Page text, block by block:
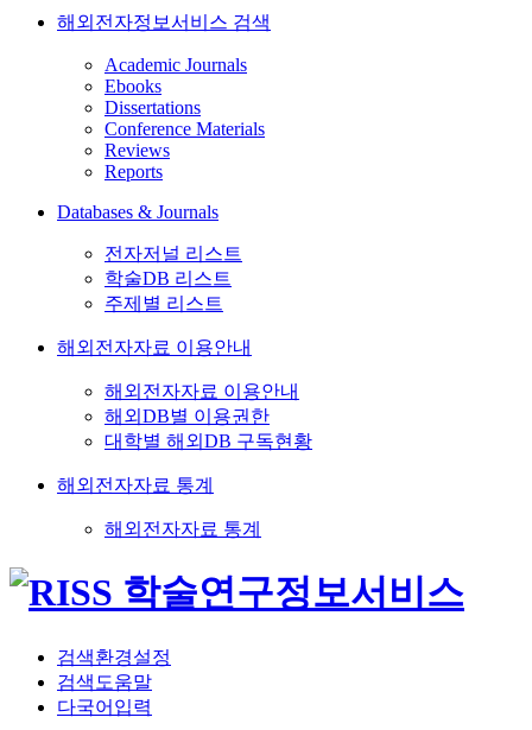
해외전자정보서비스 검색
Academic Journals
Ebooks
Dissertations
Conference Materials
Reviews
Reports
Databases & Journals
전자저널 리스트
학술DB 리스트
주제별 리스트
해외전자자료 이용안내
해외전자자료 이용안내
해외DB별 이용권한
대학별 해외DB 구독현황
해외전자자료 통계
해외전자자료 통계
검색환경설정
검색도움말
다국어입력